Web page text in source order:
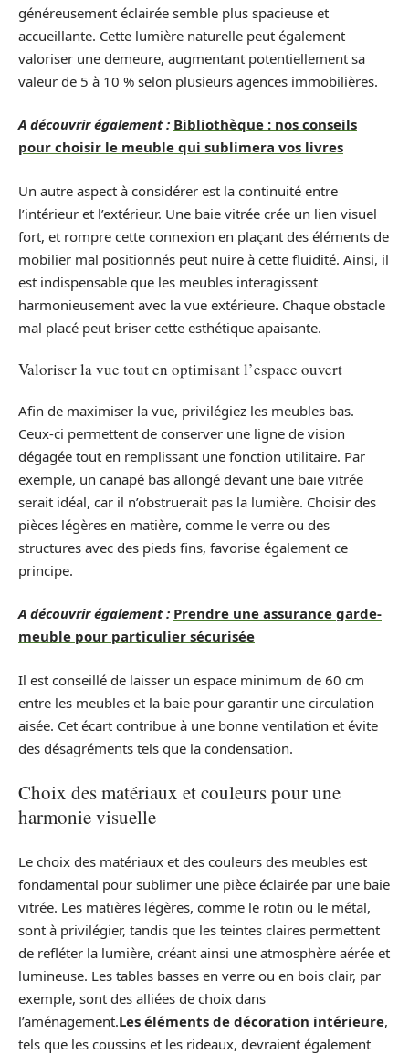
généreusement éclairée semble plus spacieuse et
accueillante. Cette lumière naturelle peut également
valoriser une demeure, augmentant potentiellement sa
valeur de 5 à 10 % selon plusieurs agences immobilières.
A découvrir également : Bibliothèque : nos conseils
pour choisir le meuble qui sublimera vos livres
Un autre aspect à considérer est la continuité entre
l’intérieur et l’extérieur. Une baie vitrée crée un lien visuel
fort, et rompre cette connexion en plaçant des éléments de
mobilier mal positionnés peut nuire à cette fluidité. Ainsi, il
est indispensable que les meubles interagissent
harmonieusement avec la vue extérieure. Chaque obstacle
mal placé peut briser cette esthétique apaisante.
Valoriser la vue tout en optimisant l’espace ouvert
Afin de maximiser la vue, privilégiez les meubles bas.
Ceux-ci permettent de conserver une ligne de vision
dégagée tout en remplissant une fonction utilitaire. Par
exemple, un canapé bas allongé devant une baie vitrée
serait idéal, car il n’obstruerait pas la lumière. Choisir des
pièces légères en matière, comme le verre ou des
structures avec des pieds fins, favorise également ce
principe.
A découvrir également : Prendre une assurance garde-
meuble pour particulier sécurisée
Il est conseillé de laisser un espace minimum de 60 cm
entre les meubles et la baie pour garantir une circulation
aisée. Cet écart contribue à une bonne ventilation et évite
des désagréments tels que la condensation.
Choix des matériaux et couleurs pour une
harmonie visuelle
Le choix des matériaux et des couleurs des meubles est
fondamental pour sublimer une pièce éclairée par une baie
vitrée. Les matières légères, comme le rotin ou le métal,
sont à privilégier, tandis que les teintes claires permettent
de refléter la lumière, créant ainsi une atmosphère aérée et
lumineuse. Les tables basses en verre ou en bois clair, par
exemple, sont des alliées de choix dans
l’aménagement.Les éléments de décoration intérieure,
tels que les coussins et les rideaux, devraient également